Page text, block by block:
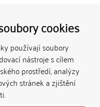
cookies
používají soubory
nástroje s cílem
prostředí, analýzy
stránek a zjištění